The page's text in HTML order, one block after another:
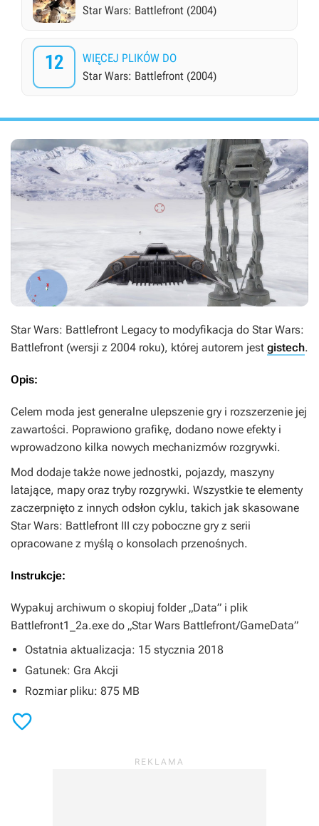
Star Wars: Battlefront (2004)
12
WIĘCEJ PLIKÓW DO
Star Wars: Battlefront (2004)
Star Wars: Battlefront Legacy to modyfikacja do Star Wars:
Battlefront (wersji z 2004 roku), której autorem jest gistech.
Opis:
Celem moda jest generalne ulepszenie gry i rozszerzenie jej
zawartości. Poprawiono grafikę, dodano nowe efekty i
wprowadzono kilka nowych mechanizmów rozgrywki.
Mod dodaje także nowe jednostki, pojazdy, maszyny
latające, mapy oraz tryby rozgrywki. Wszystkie te elementy
zaczerpnięto z innych odsłon cyklu, takich jak skasowane
Star Wars: Battlefront III czy poboczne gry z serii
opracowane z myślą o konsolach przenośnych.
Instrukcje:
Wypakuj archiwum o skopiuj folder „Data” i plik
Battlefront1_2a.exe do „Star Wars Battlefront/GameData”
Ostatnia aktualizacja: 15 stycznia 2018
Gatunek: Gra Akcji
Rozmiar pliku: 875 MB
